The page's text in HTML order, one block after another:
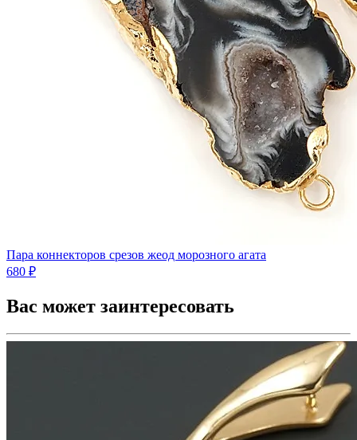
Пара коннекторов срезов жеод морозного агата
680 ₽
Вас может заинтересовать